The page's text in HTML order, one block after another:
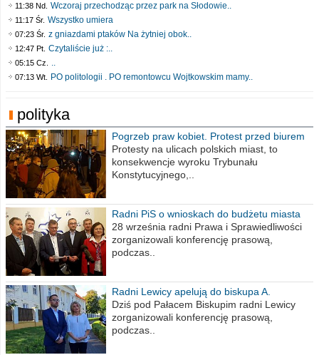
11:38 Nd. Wczoraj przechodząc przez park na Słodowie..
11:17 Śr. Wszystko umiera
07:23 Śr. z gniazdami ptaków Na żytniej obok..
12:47 Pt. Czytaliście już :..
05:15 Cz. ..
07:13 Wt. PO politologii . PO remontowcu Wojtkowskim mamy..
polityka
Pogrzeb praw kobiet. Protest przed biurem
poselskim PiS
Protesty na ulicach polskich miast, to
konsekwencje wyroku Trybunału
Konstytucyjnego,..
Radni PiS o wnioskach do budżetu miasta
na 2021 rok
28 września radni Prawa i Sprawiedliwości
zorganizowali konferencję prasową,
podczas..
Radni Lewicy apelują do biskupa A.
Wiesława Meringa
Dziś pod Pałacem Biskupim radni Lewicy
zorganizowali konferencję prasową,
podczas..